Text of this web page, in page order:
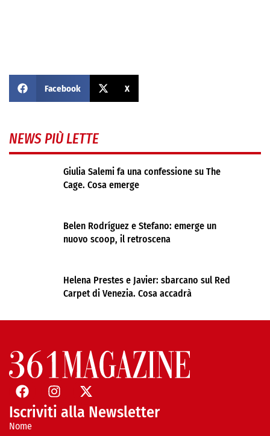
Facebook X
NEWS PIÙ LETTE
Giulia Salemi fa una confessione su The
Cage. Cosa emerge
Belen Rodríguez e Stefano: emerge un
nuovo scoop, il retroscena
Helena Prestes e Javier: sbarcano sul Red
Carpet di Venezia. Cosa accadrà
Iscriviti alla Newsletter
Nome